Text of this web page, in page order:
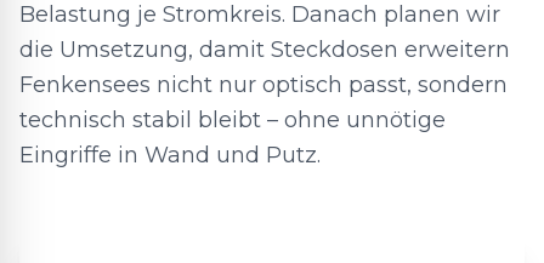
Belastung je Stromkreis. Danach planen wir
die Umsetzung, damit Steckdosen erweitern
Fenkensees nicht nur optisch passt, sondern
technisch stabil bleibt – ohne unnötige
Eingriffe in Wand und Putz.